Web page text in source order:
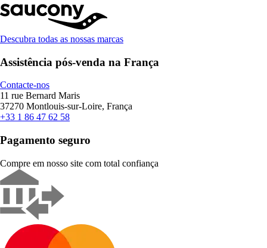
Descubra todas as nossas marcas
Assistência pós-venda na França
Contacte-nos
11 rue Bernard Maris
37270 Montlouis-sur-Loire, França
+33 1 86 47 62 58
Pagamento seguro
Compre em nosso site com total confiança